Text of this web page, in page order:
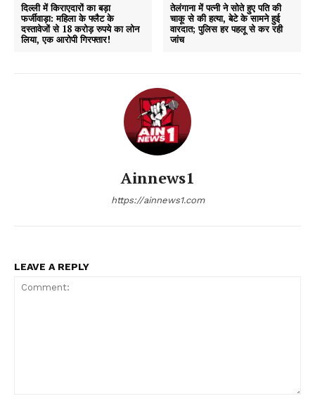
AIN NEWS 1
Facebook
X WhatsApp
दिल्ली में किराएदारों का बड़ा
फर्जीवाड़ा: महिला के फ्लैट के
दस्तावेजों से 18 करोड़ रुपये का लोन
लिया, एक आरोपी गिरफ्तार!
तेलंगाना में पत्नी ने सोते हुए पति की
चाकू से की हत्या, बेटे के सामने हुई
वारदात; पुलिस हर पहलू से कर रही
जांच
Ainnews1
https://ainnews1.com
LEAVE A REPLY